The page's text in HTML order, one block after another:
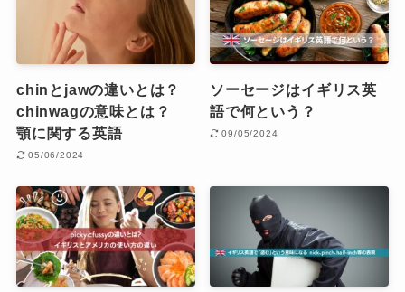
chinとjawの違いとは？
chinwagの意味とは？
顎に関する英語
05/06/2024
ソーセージはイギリス英
語で何という？
09/05/2024